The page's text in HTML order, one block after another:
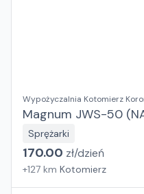
Wypożyczalnia Kotomierz
Magnum JWS-50
Sprężarki
170.00 zł/dzień
+127 km Kotomierz